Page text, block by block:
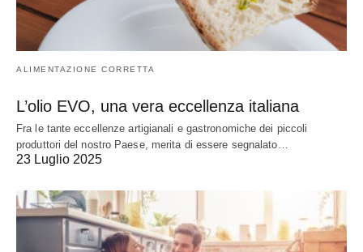
ALIMENTAZIONE CORRETTA
L’olio EVO, una vera eccellenza italiana
Fra le tante eccellenze artigianali e gastronomiche dei piccoli
produttori del nostro Paese, merita di essere segnalato…
23 Luglio 2025